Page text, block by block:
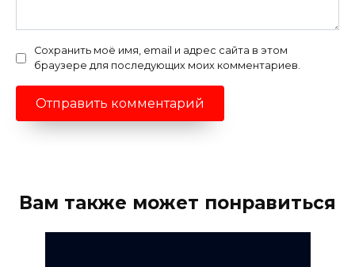
Сохранить моё имя, email и адрес сайта в этом
браузере для последующих моих комментариев.
Вам также может понравиться